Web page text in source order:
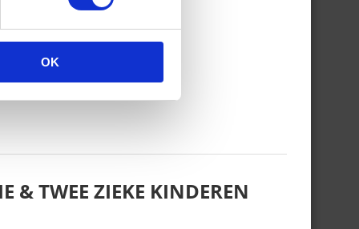
OK
& TWEE ZIEKE KINDEREN